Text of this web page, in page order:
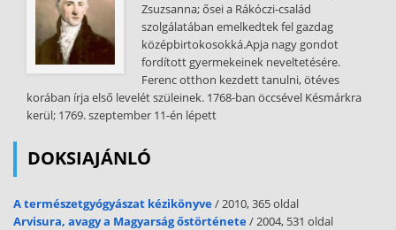
Zsuzsanna; ősei a Rákóczi-család
szolgálatában emelkedtek fel gazdag
középbirtokosokká.Apja nagy gondot
fordított gyermekeinek neveltetésére.
Ferenc otthon kezdett tanulni, ötéves
korában írja első levelét szüleinek. 1768-ban öccsével Késmárkra
kerül; 1769. szeptember 11-én lépett
DOKSIAJÁNLÓ
A természetgyógyászat kézikönyve/ 2010, 365 oldal
Arvisura, avagy a Magyarság őstörténete/ 2004, 531 oldal